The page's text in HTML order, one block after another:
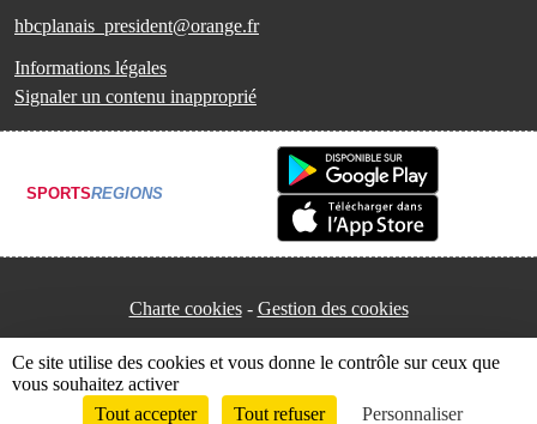
hbcplanais_president@orange.fr
Informations légales
Signaler un contenu inapproprié
SPORTSREGIONS
Charte cookies Gestion des cookies
Envie de participer ? Connexion
Ce site utilise des cookies et vous donne le contrôle sur ceux que
vous souhaitez activer
Tout accepter
Tout refuser Personnaliser